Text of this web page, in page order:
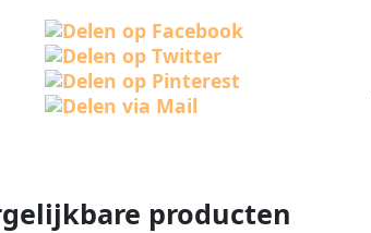
producten